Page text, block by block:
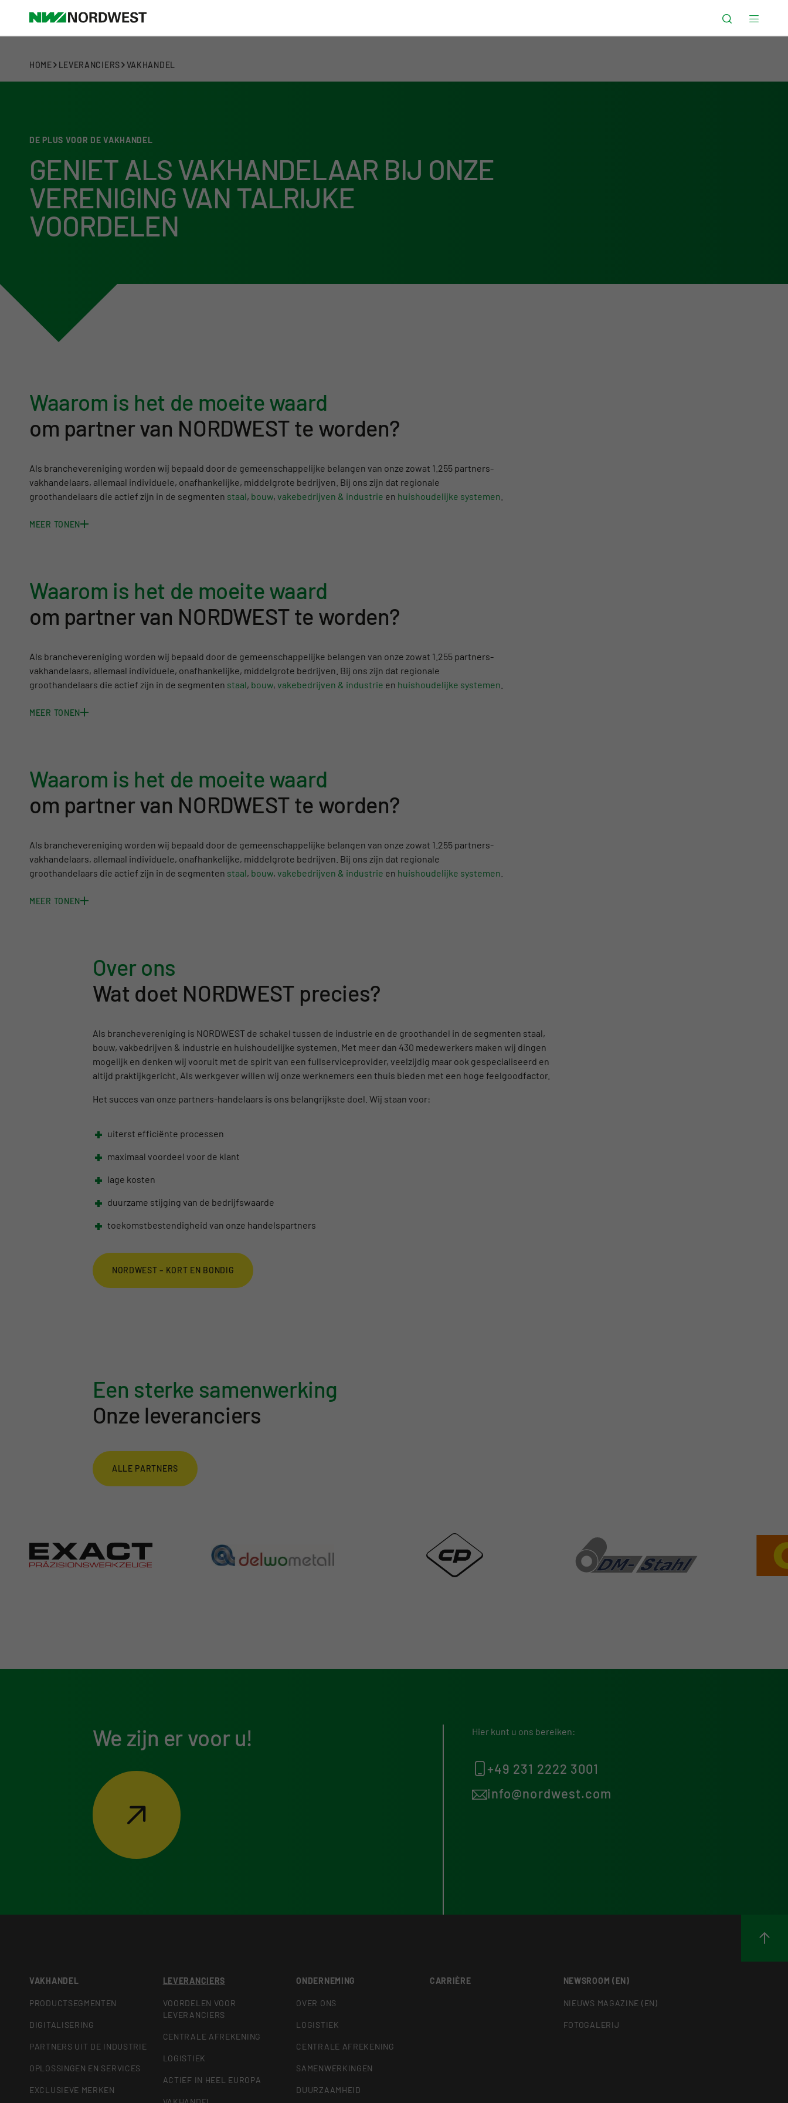
HOME LEVERANCIERS VAKHANDEL
DE PLUS VOOR DE VAKHANDEL
GENIET ALS VAKHANDELAAR BIJ ONZE
VERENIGING VAN TALRIJKE
VOORDELEN
Waarom is het de moeite waard
om partner van NORDWEST te worden?
Als branchevereniging worden wij bepaald door de gemeenschappelijke belangen van onze zowat 1.255 partners-
vakhandelaars, allemaal individuele, onafhankelijke, middelgrote bedrijven. Bij ons zijn dat regionale
groothandelaars die actief zijn in de segmenten staal, bouw, vakebedrijven & industrie en huishoudelijke systemen
MEER TONEN
Waarom is het de moeite waard
om partner van NORDWEST te worden?
Als branchevereniging worden wij bepaald door de gemeenschappelijke belangen van onze zowat 1.255 partners-
vakhandelaars, allemaal individuele, onafhankelijke, middelgrote bedrijven. Bij ons zijn dat regionale
groothandelaars die actief zijn in de segmenten staal, bouw, vakebedrijven & industrie en huishoudelijke systemen
MEER TONEN
Waarom is het de moeite waard
om partner van NORDWEST te worden?
Als branchevereniging worden wij bepaald door de gemeenschappelijke belangen van onze zowat 1.255 partners-
vakhandelaars, allemaal individuele, onafhankelijke, middelgrote bedrijven. Bij ons zijn dat regionale
groothandelaars die actief zijn in de segmenten staal, bouw, vakebedrijven & industrie en huishoudelijke systemen
MEER TONEN
Over ons
Wat doet NORDWEST precies?
Als branchevereniging is NORDWEST de schakel tussen de industrie en de groothandel in de segmenten staal,
bouw, vakbedrijven & industrie en huishoudelijke systemen. Met meer dan 430 medewerkers maken wij dingen
mogelijk en denken wij vooruit met de spirit van een fullserviceprovider, veelzijdig maar ook gespecialiseerd en
altijd praktijkgericht. Als werkgever willen wij onze werknemers een thuis bieden met een hoge feelgoodfactor.
Het succes van onze partners-handelaars is ons belangrijkste doel. Wij staan voor:
uiterst efficiënte processen
maximaal voordeel voor de klant
lage kosten
duurzame stijging van de bedrijfswaarde
toekomstbestendigheid van onze handelspartners
NORDWEST – KORT EN BONDIG
Een sterke samenwerking
Onze leveranciers
ALLE PARTNERS
We zijn er voor u! Hier kunt u ons bereiken:
+49 231 2222 3001
info@nordwest.com
VAKHANDEL
PRODUCTSEGMENTEN
DIGITALISERING
PARTNERS UIT DE INDUSTRIE
OPLOSSINGEN EN SERVICES
EXCLUSIEVE MERKEN
LEVERANCIERS
VOORDELEN VOOR
LEVERANCIERS
CENTRALE AFREKENING
LOGISTIEK
ACTIEF IN HEEL EUROPA
ONDERNEMING
OVER ONS
LOGISTIEK
CENTRALE AFREKENING
SAMENWERKINGEN
DUURZAAMHEID
CARRIÈRE NEWSROOM (EN)
NIEUWS MAGAZINE (EN)
FOTOGALERIJ